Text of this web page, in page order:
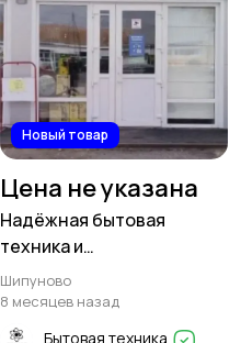
Новый товар
Цена не указана
Надёжная бытовая
техника и
электроинструмент в
магазине Бытовая
техника в Шипуново
Шипуново
8 месяцев назад
Бытовая техника